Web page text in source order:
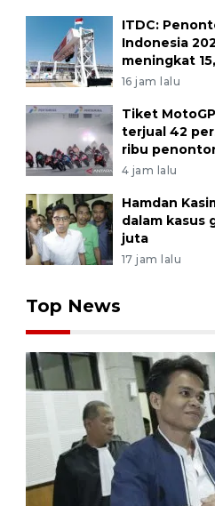
ITDC:
Indonesia
meningkat
16 jam lalu
Tiket
terjual 42
ribu
4 jam lalu
Hamdan
dalam kasus
juta
17 jam lalu
Top News